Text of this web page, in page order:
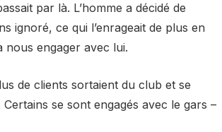
par là. L’homme a décidé de
ignoré, ce qui l’enrageait de plus en
nous engager avec lui.
de clients sortaient du club et se
se sont engagés avec le gars –